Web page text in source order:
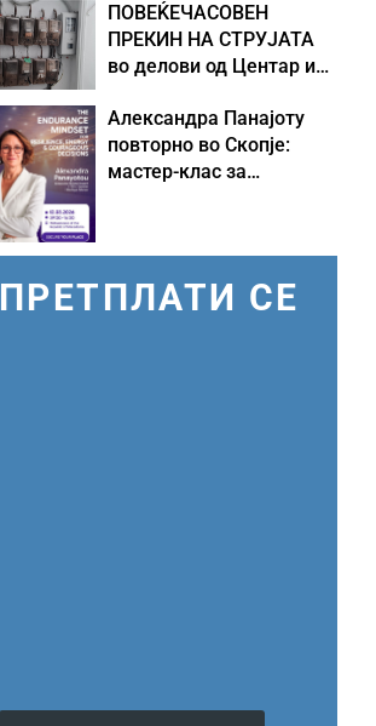
ПОВЕЌЕЧАСОВЕН
ПРЕКИН НА СТРУЈАТА
во делови од Центар и
Александра Панајоту
повторно во Скопје:
мастер-клас за
ПРЕТПЛАТИ СЕ